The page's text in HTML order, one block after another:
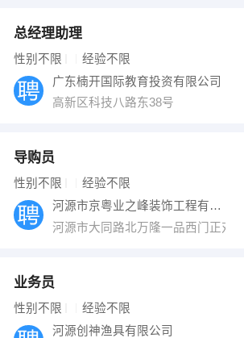
总经理助理
性别不限 经验不限
广东楠开国际教育投资有限公司
高新区科技八路东38号
导购员
性别不限 经验不限
河源市京粤业之峰装饰工程有限公司
河源市大同路北万隆一品西门正对面
业务员
性别不限 经验不限
河源创神渔具有限公司